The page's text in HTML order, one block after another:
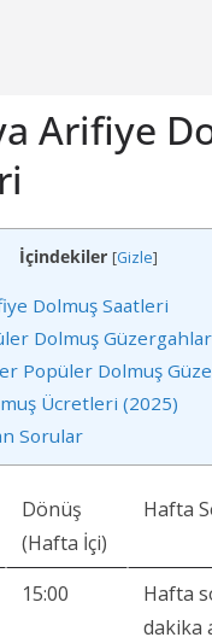
Arifiye
İçindekiler [Gizle]
Dolmuş Saatleri
Dolmuş
Popüler Dolmuş
Ücretleri (2025)
Sorular
Dönüş
(Hafta İçi)
Hafta
15:00
Hafta
dakika